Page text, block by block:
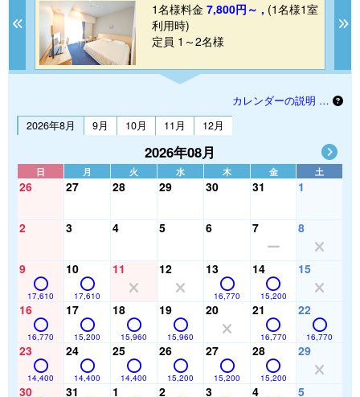
Previous
1名様料金 7,800円～ , (1名様1室
利用時)
定員 1～2名様
カレンダーの説明 …
2026年8月
9月 10月 11月 12月
2026年08月
日 月 火 水 木 金 土
26 27 28 29 30 31 1
2 3 4 5 6 7 8
9
17,610
10
17,610
11 12 13
16,770
14
15,200
15
16
16,770
17
15,200
18
15,960
19
15,960
20 21
16,770
22
16,770
23
14,400
24
14,400
25
14,400
26
15,200
27
15,200
28
15,200
29
30 31 1 2 3 4 5